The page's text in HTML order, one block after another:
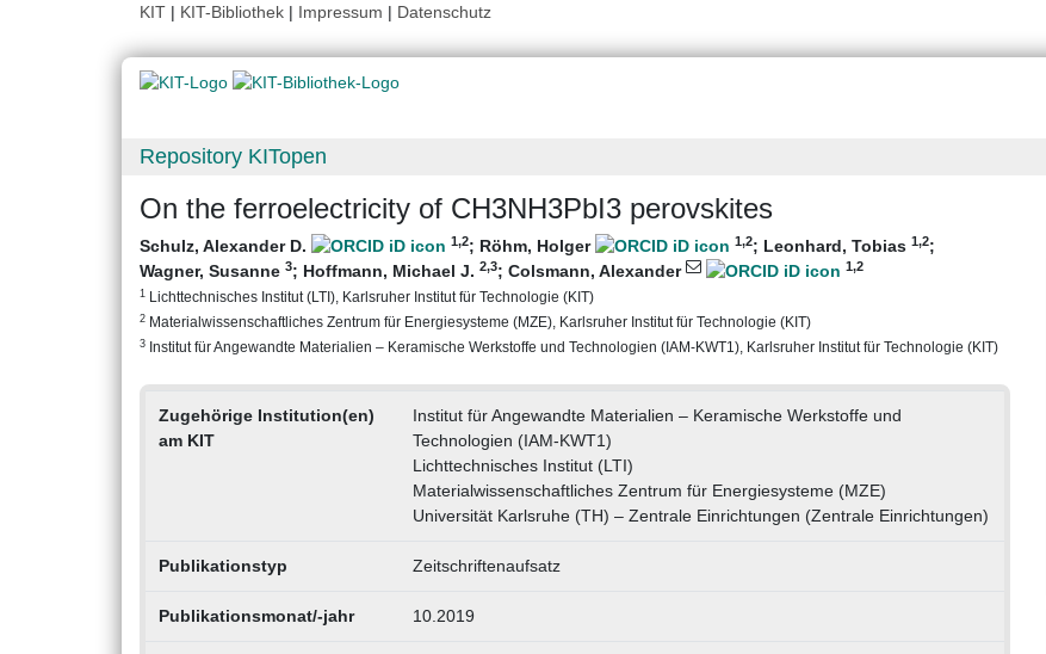
KIT | KIT-Bibliothek | Impressum | Datenschutz
Repository KITopen
On the ferroelectricity of CH3NH3PbI3 perovskites
Schulz, Alexander D. 1,2; Röhm, Holger 1,2; Leonhard, Tobias 1,2;
Wagner, Susanne 3; Hoffmann, Michael J. 2,3; Colsmann, Alexander 1,2
1 Lichttechnisches Institut (LTI), Karlsruher Institut für Technologie (KIT)
2 Materialwissenschaftliches Zentrum für Energiesysteme (MZE), Karlsruher Institut für Technologie (KIT)
3 Institut für Angewandte Materialien – Keramische Werkstoffe und Technologien (IAM-KWT1), Karlsruher Institut für Technologie (KIT)
Zugehörige Institution(en)
am KIT
Institut für Angewandte Materialien – Keramische Werkstoffe und
Technologien (IAM-KWT1)
Lichttechnisches Institut (LTI)
Materialwissenschaftliches Zentrum für Energiesysteme (MZE)
Universität Karlsruhe (TH) – Zentrale Einrichtungen (Zentrale Einrichtungen)
Publikationstyp Zeitschriftenaufsatz
Publikationsmonat/-jahr 10.2019